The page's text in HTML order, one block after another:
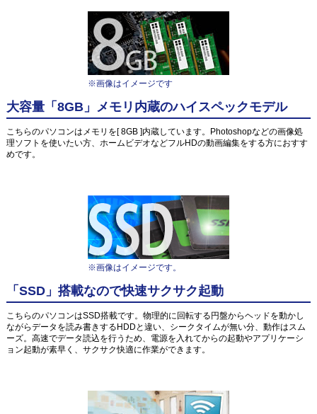
※画像はイメージです
大容量「8GB」メモリ内蔵のハイスペックモデル
こちらのパソコンはメモリを[ 8GB ]内蔵しています。Photoshopなどの画像処
理ソフトを使いたい方、ホームビデオなどフルHDの動画編集をする方におすす
めです。
※画像はイメージです。
「SSD」搭載なので快速サクサク起動
こちらのパソコンはSSD搭載です。物理的に回転する円盤からヘッドを動かし
ながらデータを読み書きするHDDと違い、シークタイムが無い分、動作はスム
ーズ。高速でデータ読込を行うため、電源を入れてからの起動やアプリケーシ
ョン起動が素早く、サクサク快適に作業ができます。